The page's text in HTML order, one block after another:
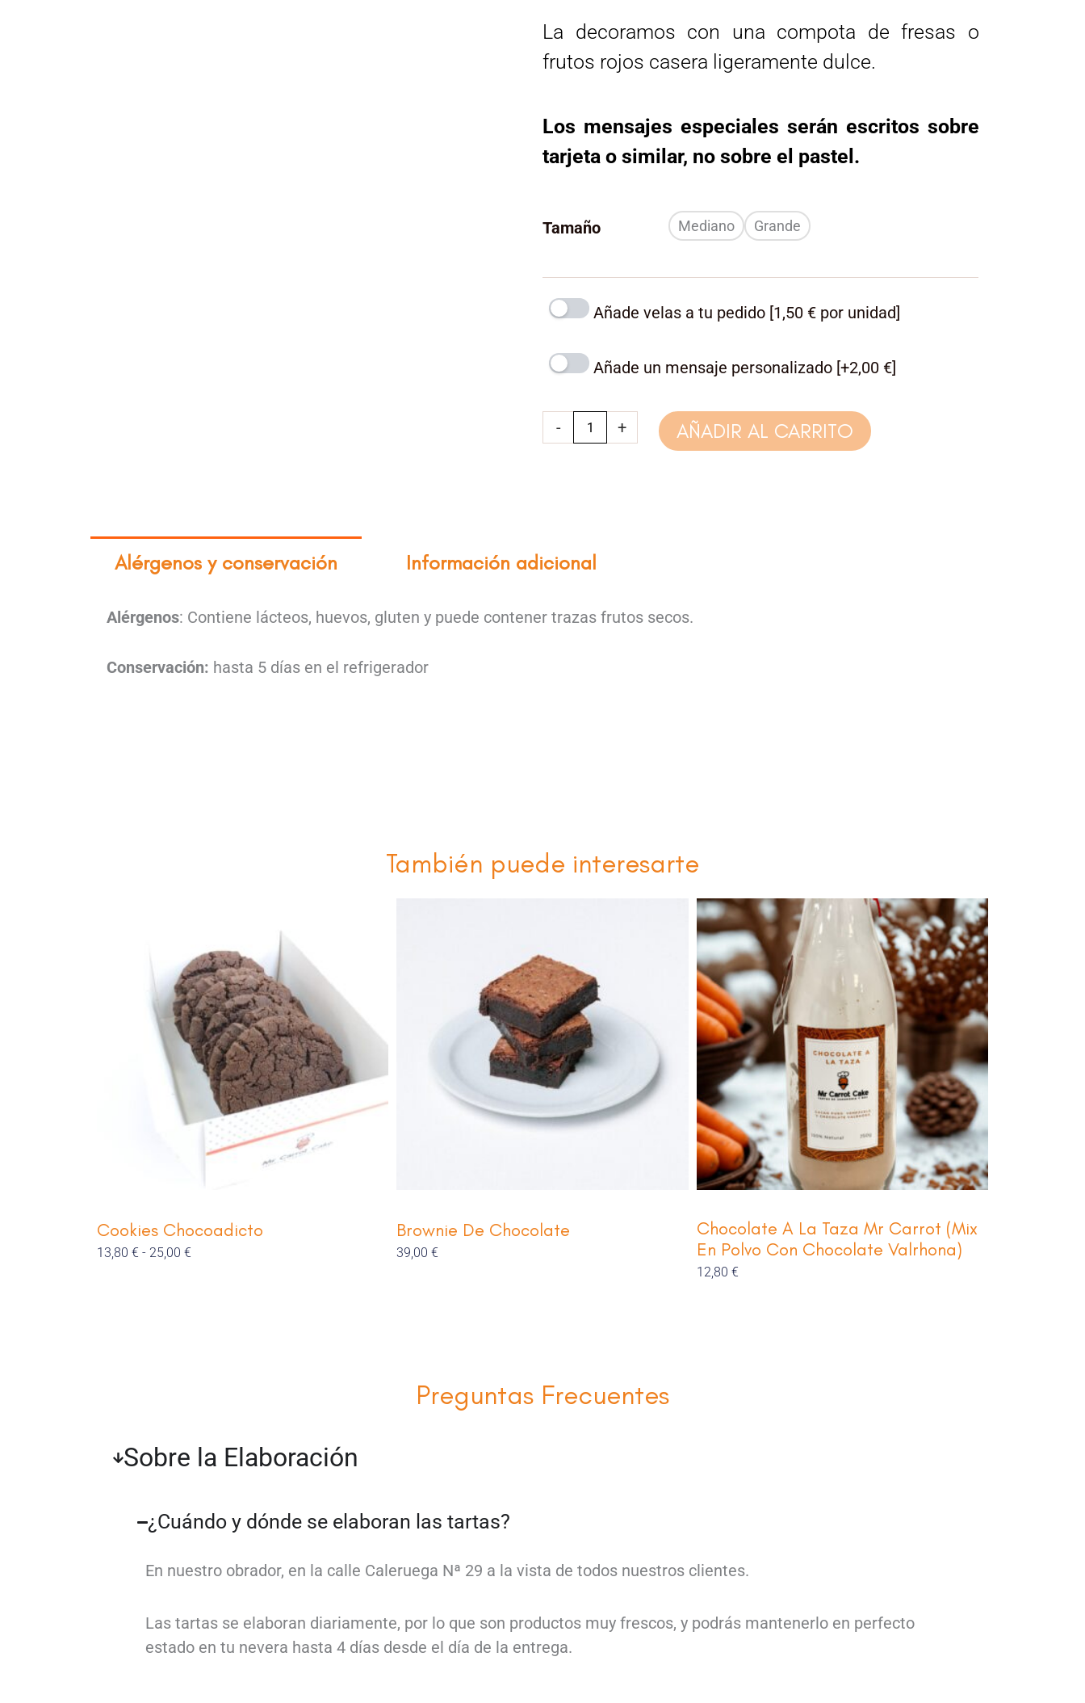
La decoramos con una compota de fresas o
frutos rojos casera ligeramente dulce.
Los mensajes especiales serán escritos sobre
tarjeta o similar, no sobre el pastel.
Tamaño Mediano Grande
Añade velas a tu pedido [1,50 € por unidad]
Añade un mensaje personalizado [+2,00 €]
-
de
New
Cheesecake
+ AÑADIR AL CARRITO
Alérgenos y conservación Información adicional
Alérgenos: Contiene lácteos, huevos, gluten y puede contener trazas frutos secos.
Conservación: hasta 5 días en el refrigerador
También puede interesarte
Cookies Chocoadicto
13,80 € - 25,00 €
desde
13,80 €
hasta
25,00 €
Brownie De Chocolate
39,00€
Chocolate A La Taza Mr Carrot (Mix
En Polvo Con Chocolate Valrhona)
12,80 €
Preguntas Frecuentes
Sobre la Elaboración
¿Cuándo y dónde se elaboran las tartas?
En nuestro obrador, en la calle Caleruega Nª 29 a la vista de todos nuestros clientes.
Las tartas se elaboran diariamente, por lo que son productos muy frescos, y podrás mantenerlo en perfecto
estado en tu nevera hasta 4 días desde el día de la entrega.